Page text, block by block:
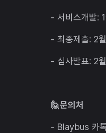
- 서비스개발:
- 최종제출: 2
- 심사발표: 2
🙋문의처
- Blaybus 카